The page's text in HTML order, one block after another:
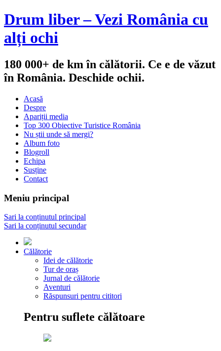
Drum liber – Vezi România cu
alți ochi
180 000+ de km în călătorii. Ce e de văzut
în România. Deschide ochii.
Acasă
Despre
Apariții media
Top 300 Obiective Turistice România
Nu știi unde să mergi?
Album foto
Blogroll
Echipa
Susține
Contact
Meniu principal
Sari la conținutul principal
Sari la conținutul secundar
Călătorie
Idei de călătorie
Tur de oraș
Jurnal de călătorie
Aventuri
Răspunsuri pentru cititori
Pentru suflete călătoare